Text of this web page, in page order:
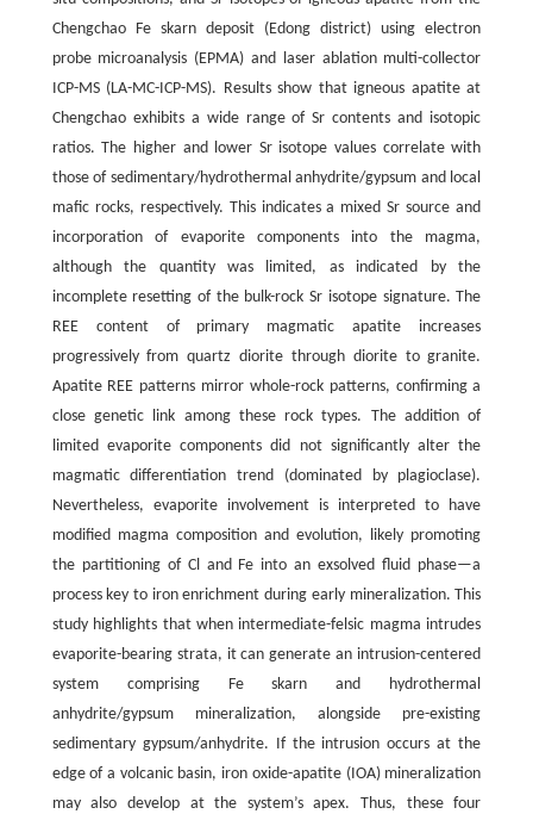
Chengchao Fe skarn deposit (Edong district) using electron
probe microanalysis (EPMA) and laser ablation multi-collector
ICP-MS (LA-MC-ICP-MS). Results show that igneous apatite at
Chengchao exhibits a wide range of Sr contents and isotopic
ratios. The higher and lower Sr isotope values correlate with
those of sedimentary/hydrothermal anhydrite/gypsum and local
mafic rocks, respectively. This indicates a mixed Sr source and
incorporation of evaporite components into the magma,
although the quantity was limited, as indicated by the
incomplete resetting of the bulk-rock Sr isotope signature. The
REE content of primary magmatic apatite increases
progressively from quartz diorite through diorite to granite.
Apatite REE patterns mirror whole-rock patterns, confirming a
close genetic link among these rock types. The addition of
limited evaporite components did not significantly alter the
magmatic differentiation trend (dominated by plagioclase).
Nevertheless, evaporite involvement is interpreted to have
modified magma composition and evolution, likely promoting
the partitioning of Cl and Fe into an exsolved fluid phase—a
process key to iron enrichment during early mineralization. This
study highlights that when intermediate-felsic magma intrudes
evaporite-bearing strata, it can generate an intrusion-centered
system comprising Fe skarn and hydrothermal
anhydrite/gypsum mineralization, alongside pre-existing
sedimentary gypsum/anhydrite. If the intrusion occurs at the
edge of a volcanic basin, iron oxide-apatite (IOA) mineralization
may also develop at the system’s apex. Thus, these four